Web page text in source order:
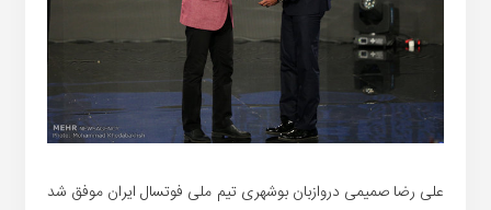
علی رضا صمیمی دروازبان بوشهری تیم ملی فوتسال ایران موفق شد